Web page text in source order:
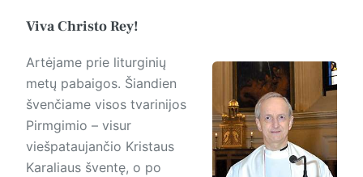
Viva Christo Rey!
Artėjame prie liturginių
metų pabaigos. Šiandien
švenčiame visos tvarinijos
Pirmgimio – visur
viešpataujančio Kristaus
Karaliaus šventę, o po